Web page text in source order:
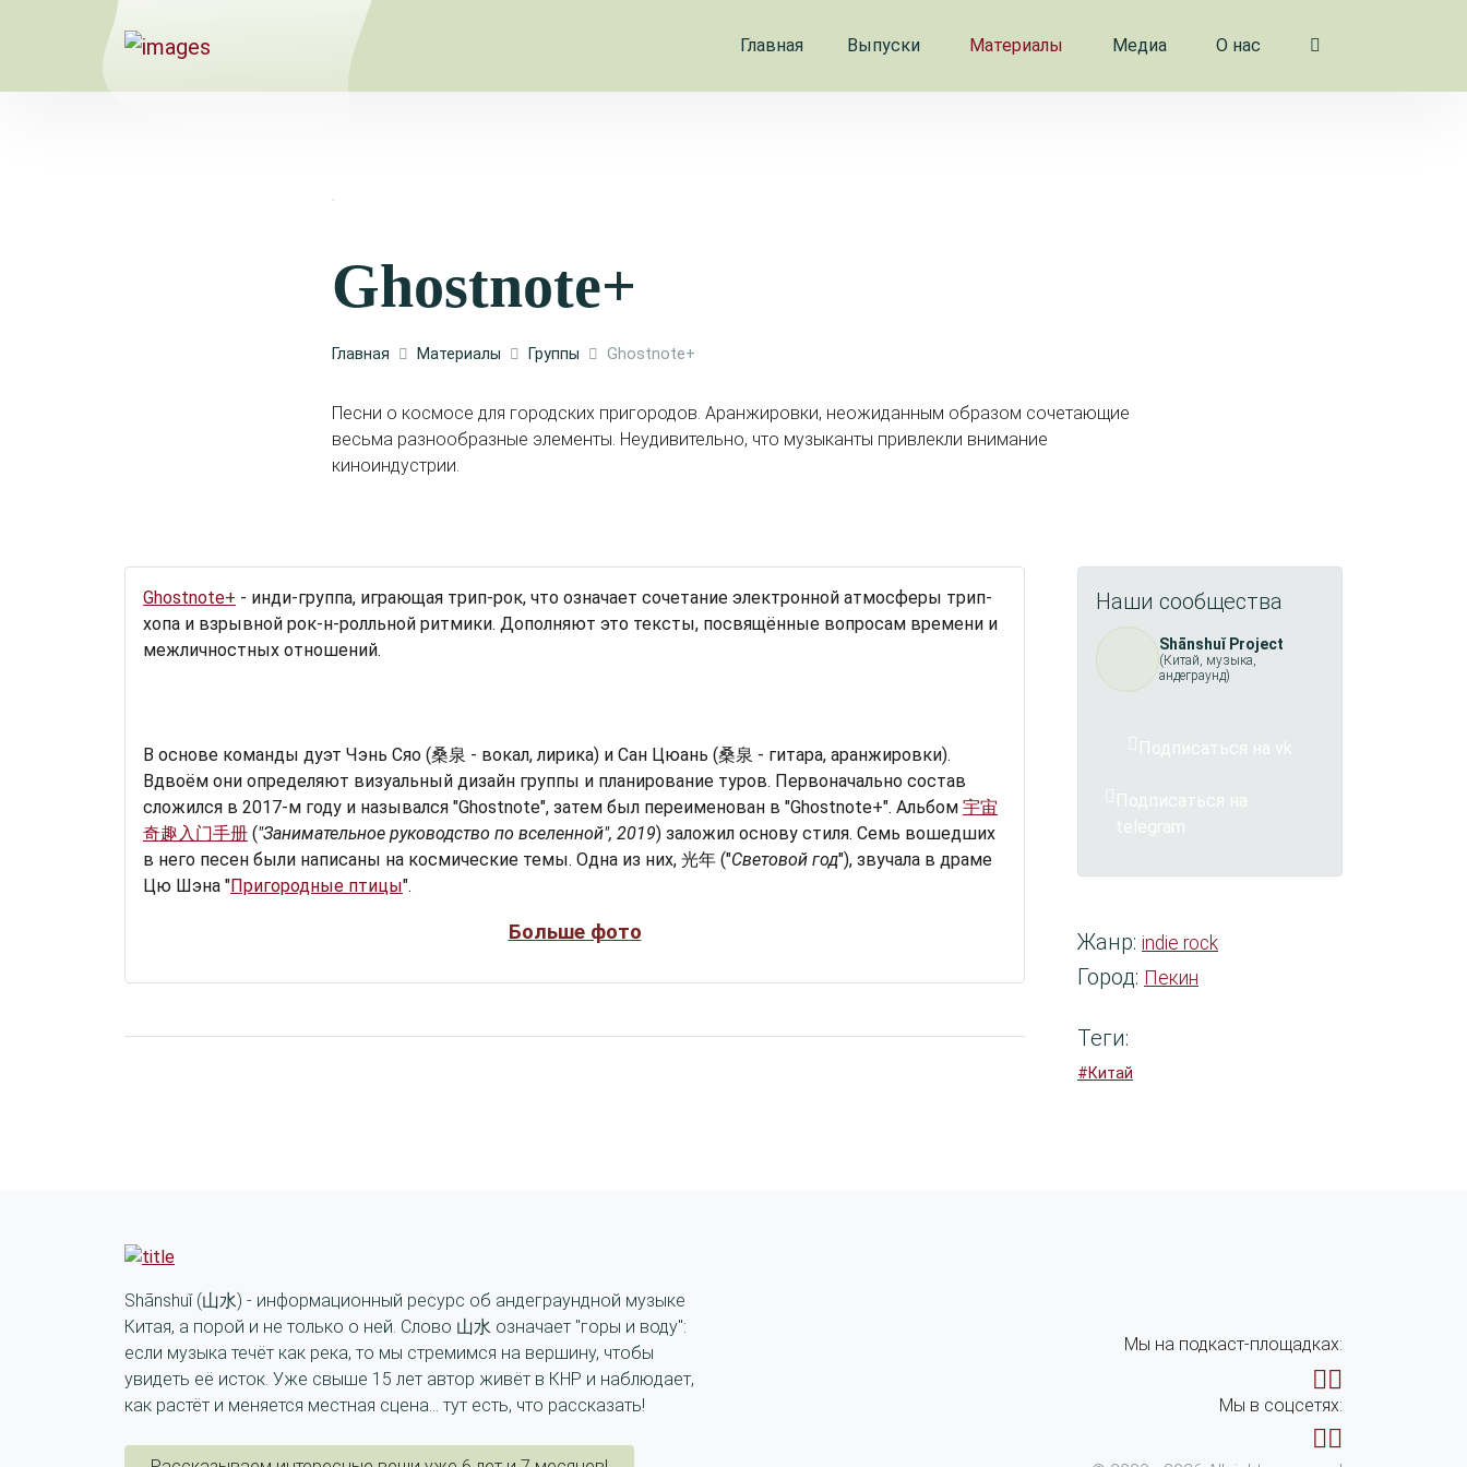
Главная Выпуски Материалы Медиа О нас
Ghostnote+
Главная Материалы Группы Ghostnote+
Песни о космосе для городских пригородов. Аранжировки, неожиданным образом сочетающие
весьма разнообразные элементы. Неудивительно, что музыканты привлекли внимание
киноиндустрии.
Ghostnote+ - инди-группа, играющая трип-рок, что означает сочетание электронной атмосферы трип-
хопа и взрывной рок-н-ролльной ритмики. Дополняют это тексты, посвящённые вопросам времени и
межличностных отношений.
В основе команды дуэт Чэнь Сяо (桑泉 - вокал, лирика) и Сан Цюань (桑泉 - гитара, аранжировки).
Вдвоём они определяют визуальный дизайн группы и планирование туров. Первоначально состав
сложился в 2017-м году и назывался "Ghostnote", затем был переименован в "Ghostnote+". Альбом 宇宙
奇趣入门手册 ("Занимательное руководство по вселенной", 2019) заложил основу стиля. Семь вошедших
в него песен были написаны на космические темы. Одна из них, 光年 ("Световой год"), звучала в драме
Цю Шэна "Пригородные птицы".
Больше фото
Наши сообщества
Shānshuǐ Project
(Китай, музыка,
андеграунд)
Подписаться на vk
Подписаться на
telegram
Жанр: indie rock
Город: Пекин
Теги:
#Китай
Shānshuǐ (山水) - информационный ресурс об андеграундной музыке
Китая, а порой и не только о ней. Слово 山水 означает "горы и воду":
если музыка течёт как река, то мы стремимся на вершину, чтобы
увидеть её исток. Уже свыше 15 лет автор живёт в КНР и наблюдает,
как растёт и меняется местная сцена... тут есть, что рассказать!
Мы на подкаст-площадках:
Мы в соцсетях: